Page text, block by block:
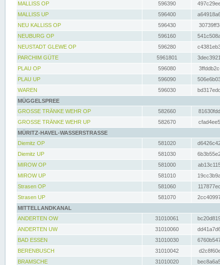
MALLISS OP
596390
MALLISS UP
596400
NEU KALLISS OP
596430
NEUBURG OP
596160
NEUSTADT GLEWE OP
596280
PARCHIM GÜTE
5961801
PLAU OP
596080
PLAU UP
596090
WAREN
596030
MÜGGELSPREE
GROSSE TRÄNKE WEHR OP
582660
GROSSE TRÄNKE WEHR UP
582670
MÜRITZ-HAVEL-WASSERSTRASSE
Diemitz OP
581020
Diemitz UP
581030
MIROW OP
581000
MIROW UP
581010
Strasen OP
581060
Strasen UP
581070
MITTELLANDKANAL
ANDERTEN OW
31010061
ANDERTEN UW
31010060
BAD ESSEN
31010030
BERENBUSCH
31010042
BRAMSCHE
31010020